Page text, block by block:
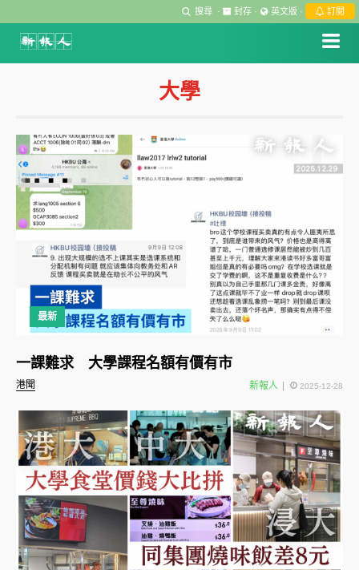
搜尋 · 封存 · 英文版 · 訂閱
大學
最新
港聞
一課難求 大學課程名額有價有市
新報人 2025-12-28